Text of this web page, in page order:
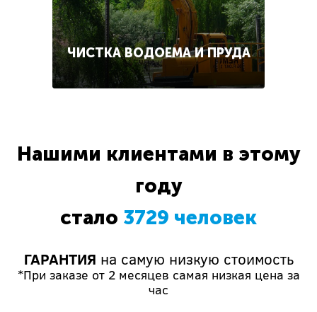
ЧИСТКА ВОДОЕМА И ПРУДА
Нашими клиентами в этому
году
стало 3729 человек
ГАРАНТИЯ на самую низкую стоимость
*При заказе от 2 месяцев самая низкая цена за
час